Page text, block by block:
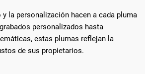
y la personalización hacen a cada pluma
personalizados hasta
estas plumas reflejan la
de sus propietarios.